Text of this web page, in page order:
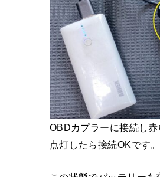
OBDカプラーに接続し赤
点灯したら接続OKです。